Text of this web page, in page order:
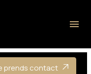
menu
prends contact